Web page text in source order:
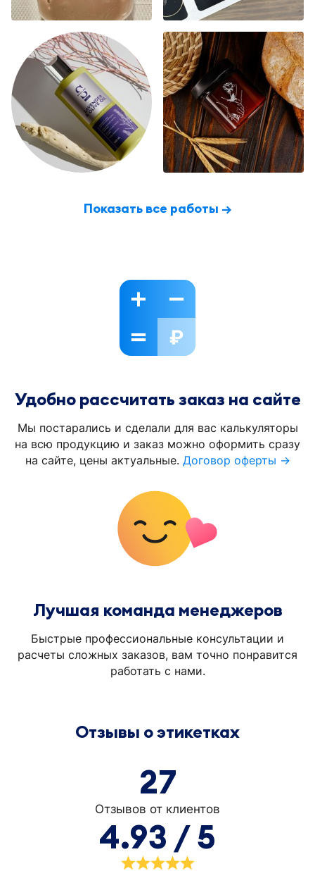
Показать все работы →
Удобно рассчитать заказ на сайте
Мы постарались и сделали для вас калькуляторы
на всю продукцию и заказ можно оформить сразу
на сайте, цены актуальные. Договор оферты →
Лучшая команда менеджеров
Быстрые профессиональные консультации и
расчеты сложных заказов, вам точно понравится
работать с нами.
Отзывы о этикетках
27
Отзывов от клиентов
4.93 / 5